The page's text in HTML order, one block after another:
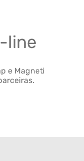
line
e Magneti